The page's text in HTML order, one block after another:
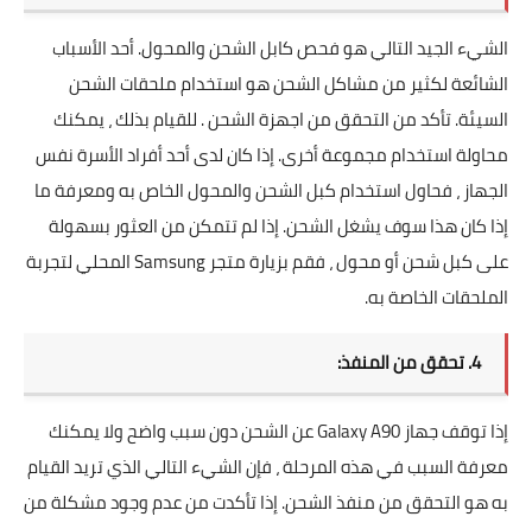
الشيء الجيد التالي هو فحص كابل الشحن والمحول. أحد الأسباب
الشائعة لكثير من مشاكل الشحن هو استخدام ملحقات الشحن
السيئة. تأكد من التحقق من اجهزة الشحن . للقيام بذلك ، يمكنك
محاولة استخدام مجموعة أخرى. إذا كان لدى أحد أفراد الأسرة نفس
الجهاز ، فحاول استخدام كبل الشحن والمحول الخاص به ومعرفة ما
إذا كان هذا سوف يشغل الشحن. إذا لم تتمكن من العثور بسهولة
على كبل شحن أو محول ، فقم بزيارة متجر Samsung المحلي لتجربة
الملحقات الخاصة به.
4. تحقق من المنفذ:
إذا توقف جهاز Galaxy A90 عن الشحن دون سبب واضح ولا يمكنك
معرفة السبب في هذه المرحلة ، فإن الشيء التالي الذي تريد القيام
به هو التحقق من منفذ الشحن. إذا تأكدت من عدم وجود مشكلة من